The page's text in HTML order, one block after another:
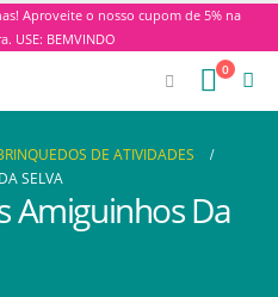
Aproveite o nosso cupom de 5% na
USE: BEMVINDO
0
DE ATIVIDADES
SELVA
Amiguinhos Da